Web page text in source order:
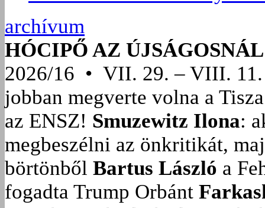
archívum
HÓCIPŐ AZ ÚJSÁGOSNÁL
2026/16 • VII. 29. – VIII. 11.
jobban megverte volna a
az ENSZ! Smuzewitz Ilona:
megbeszélni az önkritikát,
börtönből Bartus László a
fogadta Trump Orbánt